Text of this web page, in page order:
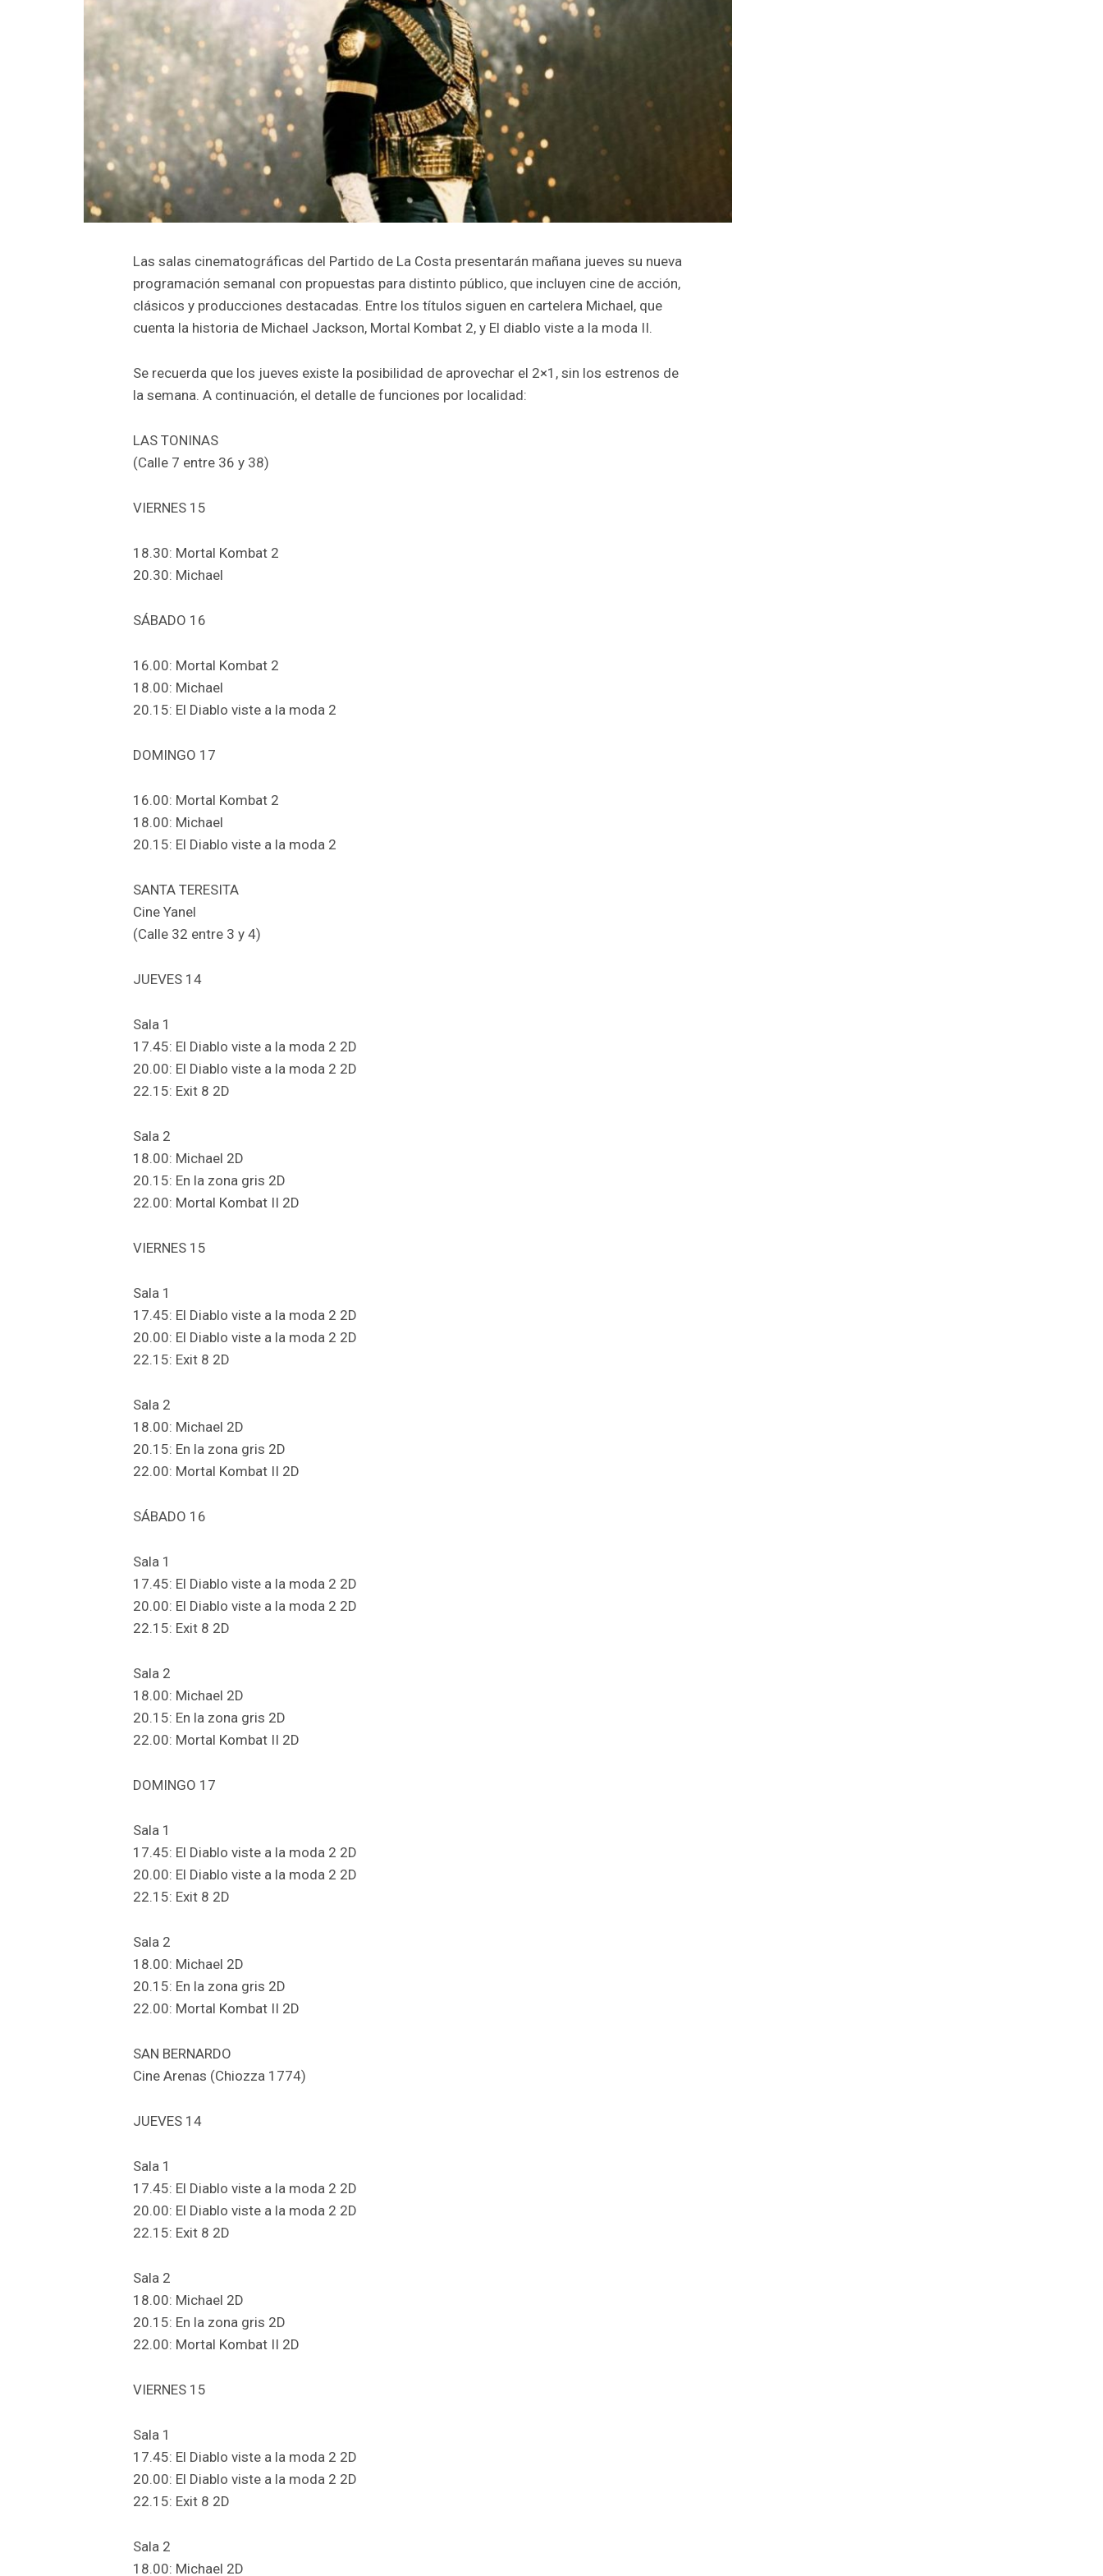
Las salas cinematográficas del Partido de La Costa presentarán mañana jueves su nueva
programación semanal con propuestas para distinto público, que incluyen cine de acción,
clásicos y producciones destacadas. Entre los títulos siguen en cartelera Michael, que
cuenta la historia de Michael Jackson, Mortal Kombat 2, y El diablo viste a la moda II.
Se recuerda que los jueves existe la posibilidad de aprovechar el 2×1, sin los estrenos de
la semana. A continuación, el detalle de funciones por localidad:
LAS TONINAS
(Calle 7 entre 36 y 38)
VIERNES 15
18.30: Mortal Kombat 2
20.30: Michael
SÁBADO 16
16.00: Mortal Kombat 2
18.00: Michael
20.15: El Diablo viste a la moda 2
DOMINGO 17
16.00: Mortal Kombat 2
18.00: Michael
20.15: El Diablo viste a la moda 2
SANTA TERESITA
Cine Yanel
(Calle 32 entre 3 y 4)
JUEVES 14
Sala 1
17.45: El Diablo viste a la moda 2 2D
20.00: El Diablo viste a la moda 2 2D
22.15: Exit 8 2D
Sala 2
18.00: Michael 2D
20.15: En la zona gris 2D
22.00: Mortal Kombat II 2D
VIERNES 15
Sala 1
17.45: El Diablo viste a la moda 2 2D
20.00: El Diablo viste a la moda 2 2D
22.15: Exit 8 2D
Sala 2
18.00: Michael 2D
20.15: En la zona gris 2D
22.00: Mortal Kombat II 2D
SÁBADO 16
Sala 1
17.45: El Diablo viste a la moda 2 2D
20.00: El Diablo viste a la moda 2 2D
22.15: Exit 8 2D
Sala 2
18.00: Michael 2D
20.15: En la zona gris 2D
22.00: Mortal Kombat II 2D
DOMINGO 17
Sala 1
17.45: El Diablo viste a la moda 2 2D
20.00: El Diablo viste a la moda 2 2D
22.15: Exit 8 2D
Sala 2
18.00: Michael 2D
20.15: En la zona gris 2D
22.00: Mortal Kombat II 2D
SAN BERNARDO
Cine Arenas (Chiozza 1774)
JUEVES 14
Sala 1
17.45: El Diablo viste a la moda 2 2D
20.00: El Diablo viste a la moda 2 2D
22.15: Exit 8 2D
Sala 2
18.00: Michael 2D
20.15: En la zona gris 2D
22.00: Mortal Kombat II 2D
VIERNES 15
Sala 1
17.45: El Diablo viste a la moda 2 2D
20.00: El Diablo viste a la moda 2 2D
22.15: Exit 8 2D
Sala 2
18.00: Michael 2D